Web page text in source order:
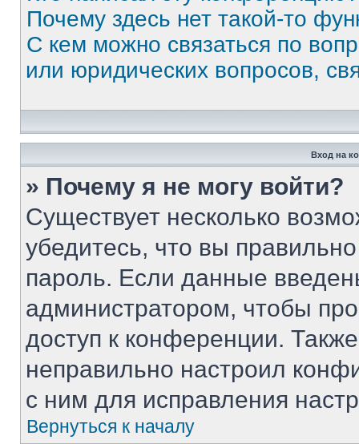
Почему здесь нет такой-то
С кем можно связаться по
или юридических вопросов,
Вход на
» Почему я не могу войти?
Существует несколько
убедитесь, что вы
пароль. Если данные
администратором, чтобы
доступ к конференции.
неправильно настроил
с ним для исправления
Вернуться к началу